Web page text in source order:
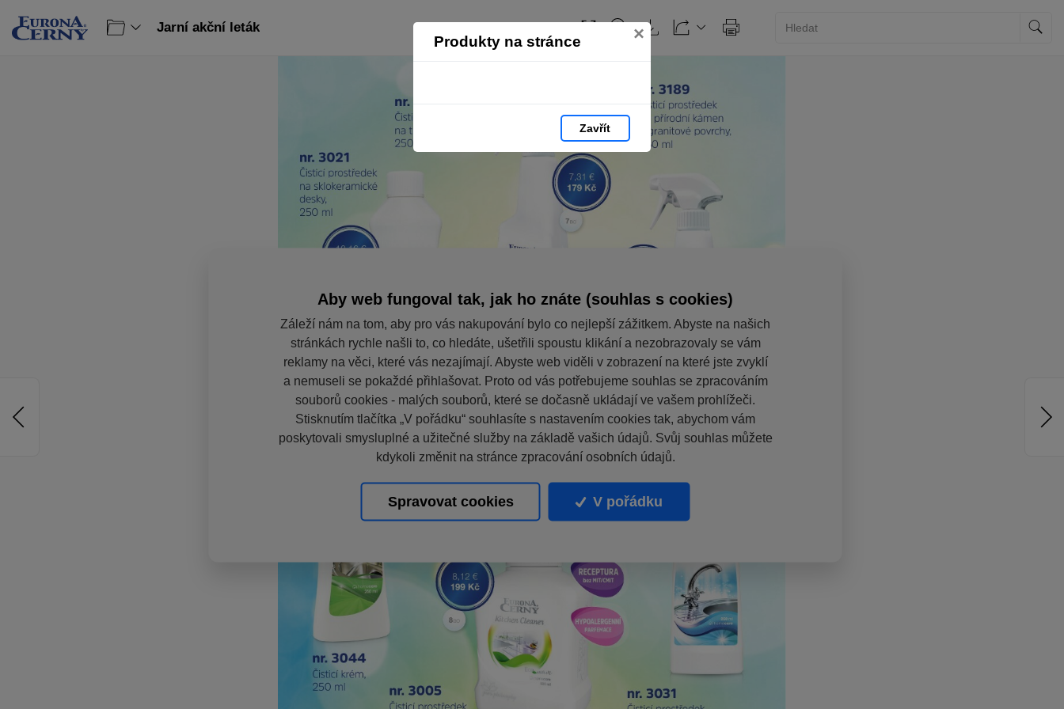
Produkty na stránce ×
Zavřít
Jarní akční leták
Aby web fungoval tak, jak ho znáte (souhlas s cookies)
Záleží nám na tom, aby pro vás nakupování bylo co nejlepší zážitkem. Abyste na našich
stránkách rychle našli to, co hledáte, ušetřili spoustu klikání a nezobrazovaly se vám
reklamy na věci, které vás nezajímají. Abyste web viděli v zobrazení na které jste zvyklí
a nemuseli se pokaždé přihlašovat. Proto od vás potřebujeme souhlas se zpracováním
souborů cookies - malých souborů, které se dočasně ukládají ve vašem prohlížeči.
Stisknutím tlačítka „V pořádku“ souhlasíte s nastavením cookies tak, abychom vám
poskytovali smysluplné a užitečné služby na základě vašich údajů. Svůj souhlas můžete
kdykoli změnit na stránce zpracování osobních údajů.
Spravovat cookies V pořádku